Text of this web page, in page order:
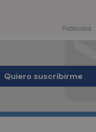
Quiero suscribirme